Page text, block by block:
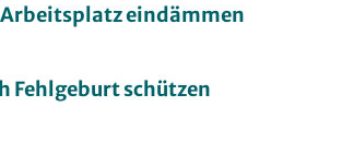
eindämmen
Fehlgeburt schützen